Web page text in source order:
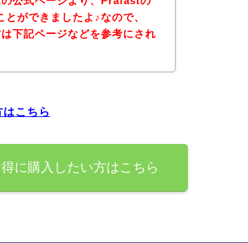
ができましたよ♪なので、
下記ページなどを参考にされ
こちら
に購入したい方はこちら